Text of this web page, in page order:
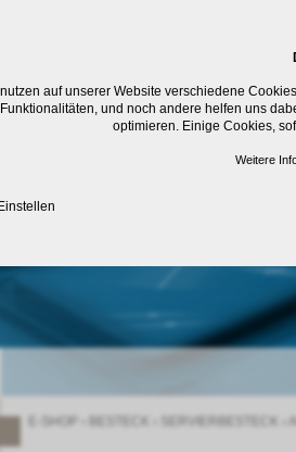
auf unserer Website verschiedene
und noch andere helfen uns
optimieren. Einige Cookies,
Weitere